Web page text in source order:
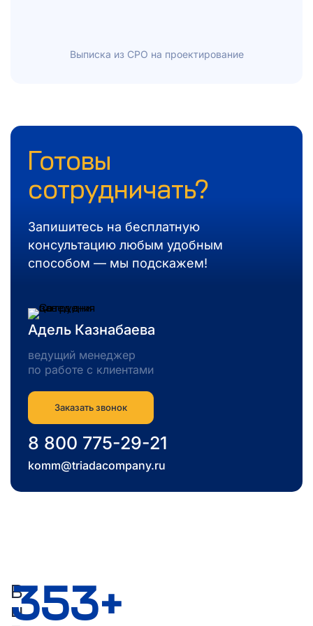
Выписка из СPO на проектирование
Готовы
сотрудничать?
Запишитесь на бесплатную
консультацию любым удобным
способом — мы подскажем!
Адель Казнабаева
ведущий менеджер
по работе с клиентами
Заказать звонок
8 800 775-29-21
komm@triadacompany.ru
В
ы
900+